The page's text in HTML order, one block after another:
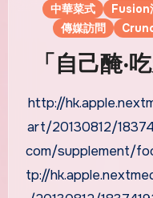
中華菜式 Fusion
傳媒訪問
「自己醃‧
http://hk.apple.nextmedia.com/supplement/food/
art/20130812/
com/supplement/
tp://